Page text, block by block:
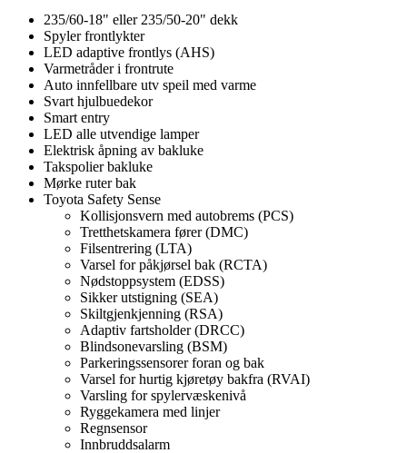
235/60-18" eller 235/50-20" dekk
Spyler frontlykter
LED adaptive frontlys (AHS)
Varmetråder i frontrute
Auto innfellbare utv speil med varme
Svart hjulbuedekor
Smart entry
LED alle utvendige lamper
Elektrisk åpning av bakluke
Takspolier bakluke
Mørke ruter bak
Toyota Safety Sense
Kollisjonsvern med autobrems (PCS)
Tretthetskamera fører (DMC)
Filsentrering (LTA)
Varsel for påkjørsel bak (RCTA)
Nødstoppsystem (EDSS)
Sikker utstigning (SEA)
Skiltgjenkjenning (RSA)
Adaptiv fartsholder (DRCC)
Blindsonevarsling (BSM)
Parkeringssensorer foran og bak
Varsel for hurtig kjøretøy bakfra (RVAI)
Varsling for spylervæskenivå
Ryggekamera med linjer
Regnsensor
Innbruddsalarm